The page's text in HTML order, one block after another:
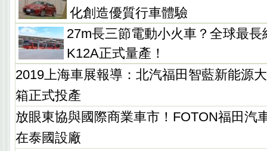
化創造優質行車體驗
27m長三節電動小火車？全球最
K12A正式量產！
2019上海車展報導：北汽福田智藍新能源
箱正式投產
放眼東協與國際商業車市！FOTON福田汽
在泰國設廠